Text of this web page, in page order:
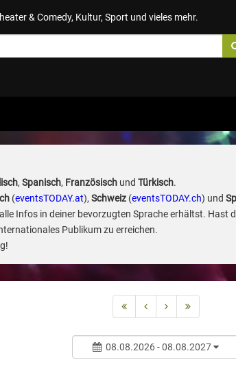
& Comedy, Kultur, Sport und vieles mehr.
, Spanisch, Französischund Türkisch.
(eventsTODAY.at), Schweiz(eventsTODAY.ch) und
Infos in deiner bevorzugten Sprache erhältst. Hast
Publikum zu erreichen.
08.08.2026 - 08.08.2027